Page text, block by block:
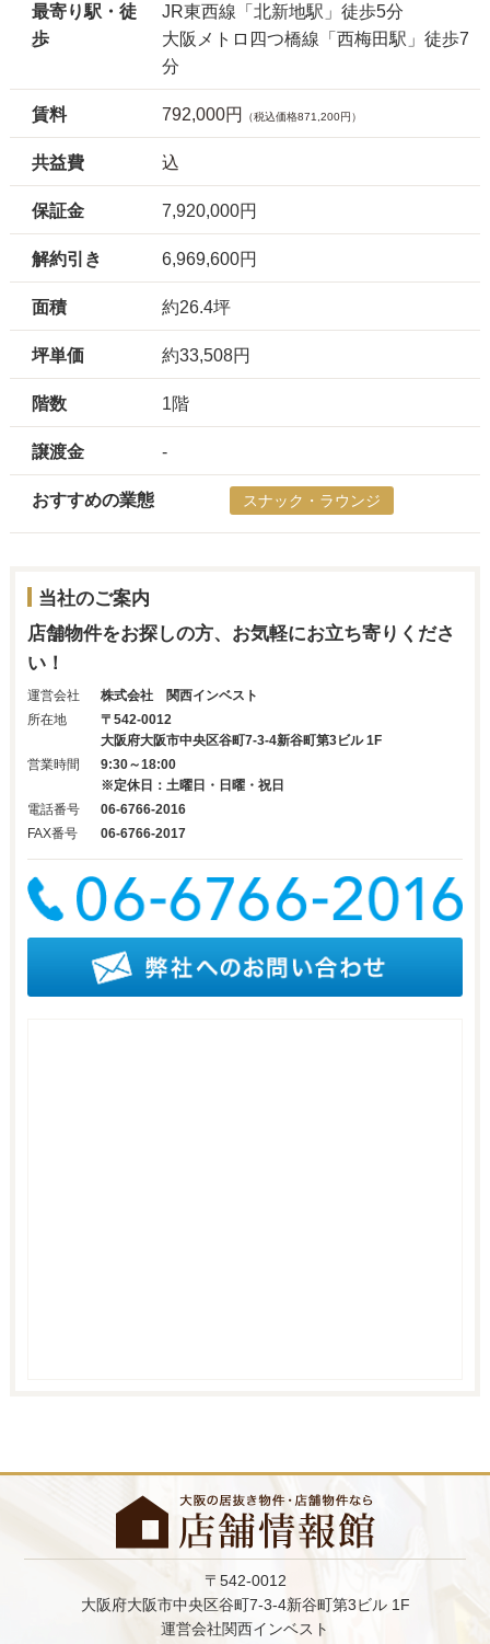
最寄り駅・徒
歩
JR東西線「北新地駅」徒歩5分
大阪メトロ四つ橋線「西梅田駅」徒歩7
分
賃料 792,000円 （税込価格871,200円）
共益費 込
保証金 7,920,000円
解約引き 6,969,600円
面積 約26.4坪
坪単価 約33,508円
階数 1階
譲渡金 -
おすすめの業態 スナック・ラウンジ
当社のご案内
店舗物件をお探しの方、お気軽にお立ち寄りくださ
い！
運営会社
株式会社 関西インベスト
所在地
〒542-0012
大阪府大阪市中央区谷町7-3-4新谷町第3ビル 1F
営業時間
9:30～18:00
※定休日：土曜日・日曜・祝日
電話番号
06-6766-2016
FAX番号
06-6766-2017
〒542-0012
大阪府大阪市中央区谷町7-3-4新谷町第3ビル 1F
運営会社関西インベスト